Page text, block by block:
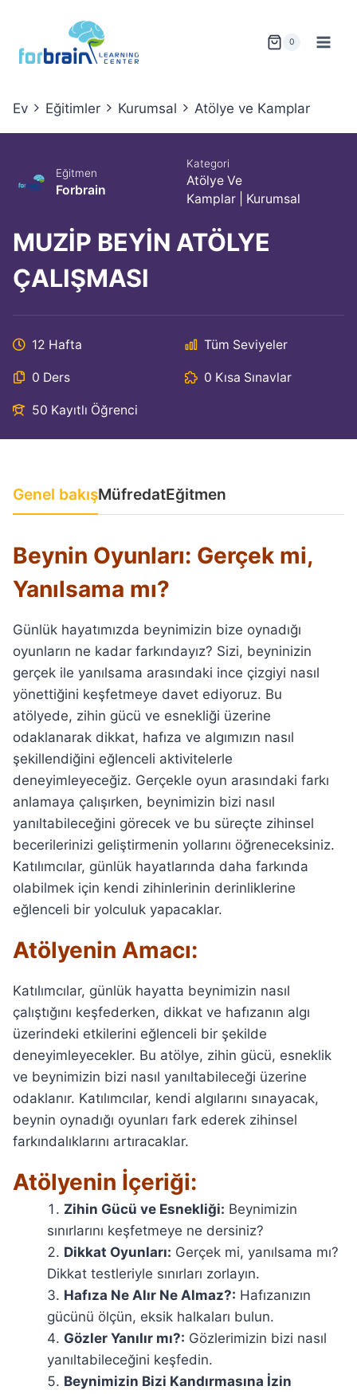
content
0
Ev Eğitimler Kurumsal Atölye ve Kamplar
Eğitmen
Forbrain
Kategori
Atölye Ve
Kamplar
Kurumsal
MUZİP BEYİN ATÖLYE
ÇALIŞMASI
12 Hafta Tüm Seviyeler
0 Ders 0 Kısa Sınavlar
50 Kayıtlı Öğrenci
Genel bakışMüfredatEğitmen
Beynin Oyunları: Gerçek mi,
Yanılsama mı?
Günlük hayatımızda beynimizin bize oynadığı
oyunların ne kadar farkındayız? Sizi, beyninizin
gerçek ile yanılsama arasındaki ince çizgiyi nasıl
yönettiğini keşfetmeye davet ediyoruz. Bu
atölyede, zihin gücü ve esnekliği üzerine
odaklanarak dikkat, hafıza ve algımızın nasıl
şekillendiğini eğlenceli aktivitelerle
deneyimleyeceğiz. Gerçekle oyun arasındaki farkı
anlamaya çalışırken, beynimizin bizi nasıl
yanıltabileceğini görecek ve bu süreçte zihinsel
becerilerinizi geliştirmenin yollarını öğreneceksiniz.
Katılımcılar, günlük hayatlarında daha farkında
olabilmek için kendi zihinlerinin derinliklerine
eğlenceli bir yolculuk yapacaklar.
Atölyenin Amacı:
Katılımcılar, günlük hayatta beynimizin nasıl
çalıştığını keşfederken, dikkat ve hafızanın algı
üzerindeki etkilerini eğlenceli bir şekilde
deneyimleyecekler. Bu atölye, zihin gücü, esneklik
ve beynimizin bizi nasıl yanıltabileceği üzerine
odaklanır. Katılımcılar, kendi algılarını sınayacak,
beynin oynadığı oyunları fark ederek zihinsel
farkındalıklarını artıracaklar.
Atölyenin İçeriği:
Zihin Gücü ve Esnekliği: Beynimizin
sınırlarını keşfetmeye ne dersiniz?
Dikkat Oyunları: Gerçek mi, yanılsama mı?
Dikkat testleriyle sınırları zorlayın.
Hafıza Ne Alır Ne Almaz?: Hafızanızın
gücünü ölçün, eksik halkaları bulun.
Gözler Yanılır mı?: Gözlerimizin bizi nasıl
yanıltabileceğini keşfedin.
Beynimizin Bizi Kandırmasına İzin